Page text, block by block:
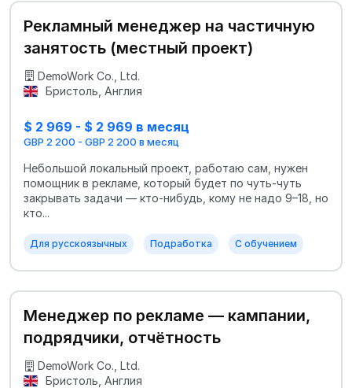
Рекламный менеджер на частичную
занятость (местный проект)
DemoWork Co., Ltd.
Бристоль, Англия
$ 2 969 - $ 2 969 в месяц
GBP 2 200 - GBP 2 200 в месяц
Небольшой локальный проект, работаю сам, нужен
помощник в рекламе, который будет по чуть-чуть
закрывать задачи — кто-нибудь, кому не надо 9–18, но
кто...
Для русскоязычных Подработка С обучением
Менеджер по рекламе — кампании,
подрядчики, отчётность
DemoWork Co., Ltd.
Бристоль, Англия